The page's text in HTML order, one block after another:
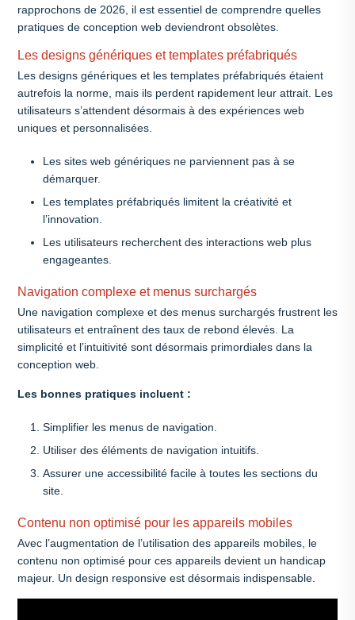
rapprochons de 2026, il est essentiel de comprendre quelles
pratiques de conception web deviendront obsolètes.
Les designs génériques et templates préfabriqués
Les designs génériques et les templates préfabriqués étaient
autrefois la norme, mais ils perdent rapidement leur attrait. Les
utilisateurs s’attendent désormais à des expériences web
uniques et personnalisées.
Les sites web génériques ne parviennent pas à se
démarquer.
Les templates préfabriqués limitent la créativité et
l’innovation.
Les utilisateurs recherchent des interactions web plus
engageantes.
Navigation complexe et menus surchargés
Une navigation complexe et des menus surchargés frustrent les
utilisateurs et entraînent des taux de rebond élevés. La
simplicité et l’intuitivité sont désormais primordiales dans la
conception web.
Les bonnes pratiques incluent :
Simplifier les menus de navigation.
Utiliser des éléments de navigation intuitifs.
Assurer une accessibilité facile à toutes les sections du
site.
Contenu non optimisé pour les appareils mobiles
Avec l’augmentation de l’utilisation des appareils mobiles, le
contenu non optimisé pour ces appareils devient un handicap
majeur. Un design responsive est désormais indispensable.